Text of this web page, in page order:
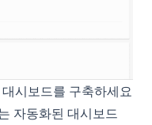
시보드를 구축하세요
자동화된 대시보드